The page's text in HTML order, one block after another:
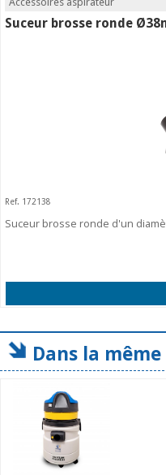
Suceur brosse ronde
Ref. 172138
Suceur brosse ronde d'un
Dans la